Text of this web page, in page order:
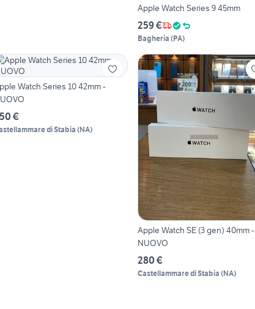
Apple Watch Series 9 45mm
259 €
Bagheria (PA)
Watch Series 10 42mm -
€
di Stabia (NA)
Apple Watch SE (3 gen) 40mm -
NUOVO
280 €
Castellammare di Stabia (NA)